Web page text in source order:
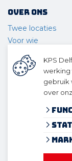
Over ons
Twee locaties
Voor wie
Ons team
Geschiedenis
KPS
werking
gebruik
over